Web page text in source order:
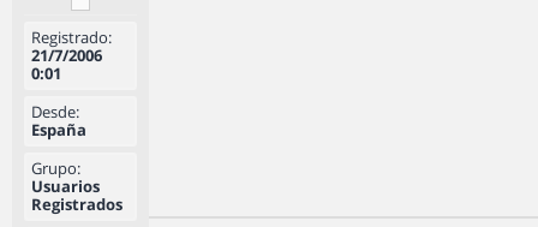
Registrado:
21/7/2006
0:01
Desde:
España
Grupo:
Usuarios
Registrados